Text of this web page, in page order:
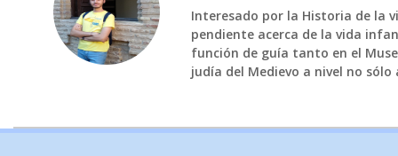
Interesado por la Historia de la
pendiente acerca de la vida
función de guía tanto en el
judía del Medievo a nivel no